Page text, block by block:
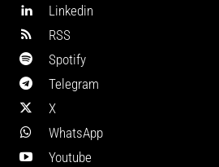
Linkedin
RSS
Spotify
Telegram
X
WhatsApp
Youtube